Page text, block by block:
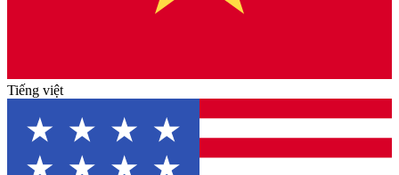
Tiếng việt